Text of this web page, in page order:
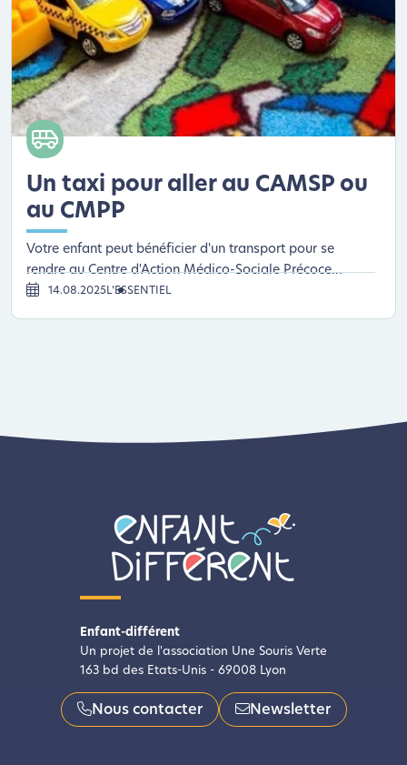
Un taxi pour aller au CAMSP ou
au CMPP
Votre enfant peut bénéficier d'un transport pour se
rendre au Centre d'Action Médico-Sociale Précoce...
14.08.2025 L’ESSENTIEL
Enfant-différent
Un projet de l'association Une Souris Verte
163 bd des Etats-Unis - 69008 Lyon
Nous contacter Newsletter